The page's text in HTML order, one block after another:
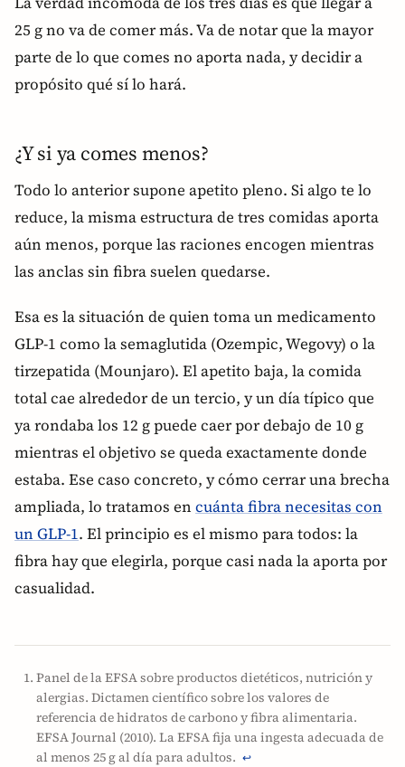
25 g no va de comer más. Va de notar que la mayor
parte de lo que comes no aporta nada, y decidir a
propósito qué sí lo hará.
¿Y si ya comes menos?
Todo lo anterior supone apetito pleno. Si algo te lo
reduce, la misma estructura de tres comidas aporta
aún menos, porque las raciones encogen mientras
las anclas sin fibra suelen quedarse.
Esa es la situación de quien toma un medicamento
GLP-1 como la semaglutida (Ozempic, Wegovy) o la
tirzepatida (Mounjaro). El apetito baja, la comida
total cae alrededor de un tercio, y un día típico que
ya rondaba los 12 g puede caer por debajo de 10 g
mientras el objetivo se queda exactamente donde
estaba. Ese caso concreto, y cómo cerrar una brecha
ampliada, lo tratamos en cuánta fibra necesitas con
un GLP-1. El principio es el mismo para todos: la
fibra hay que elegirla, porque casi nada la aporta por
casualidad.
Panel de la EFSA sobre productos dietéticos, nutrición y
alergias. Dictamen científico sobre los valores de
referencia de hidratos de carbono y fibra alimentaria.
EFSA Journal (2010). La EFSA fija una ingesta adecuada de
al menos 25 g al día para adultos. ↩